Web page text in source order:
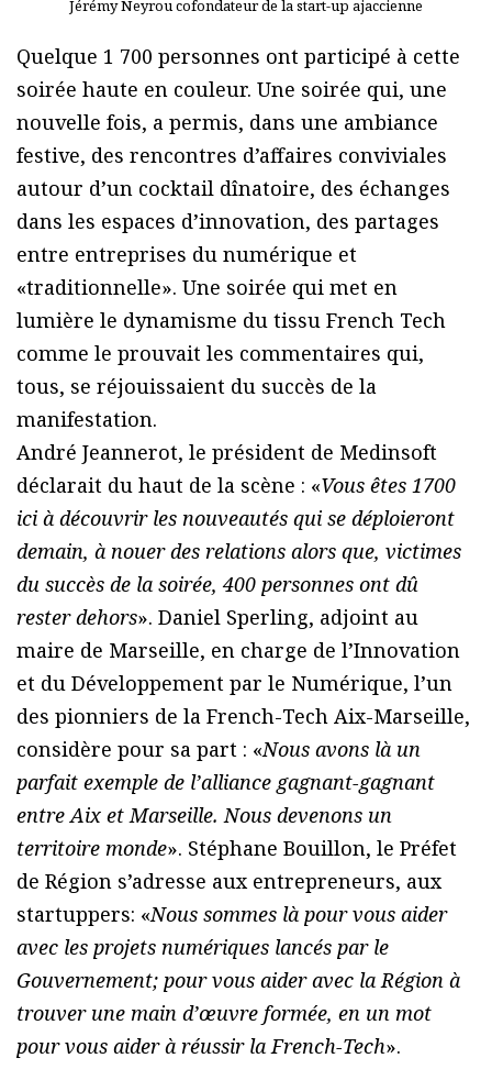
Jérémy Neyrou cofondateur de la start-up ajaccienne
Quelque 1 700 personnes ont participé à cette
soirée haute en couleur. Une soirée qui, une
nouvelle fois, a permis, dans une ambiance
festive, des rencontres d’affaires conviviales
autour d’un cocktail dînatoire, des échanges
dans les espaces d’innovation, des partages
entre entreprises du numérique et
«traditionnelle». Une soirée qui met en
lumière le dynamisme du tissu French Tech
comme le prouvait les commentaires qui,
tous, se réjouissaient du succès de la
manifestation.
André Jeannerot, le président de Medinsoft
déclarait du haut de la scène : «Vous êtes 1700
ici à découvrir les nouveautés qui se déploieront
demain, à nouer des relations alors que, victimes
du succès de la soirée, 400 personnes ont dû
rester dehors». Daniel Sperling, adjoint au
maire de Marseille, en charge de l’Innovation
et du Développement par le Numérique, l’un
des pionniers de la French-Tech Aix-Marseille,
considère pour sa part : «Nous avons là un
parfait exemple de l’alliance gagnant-gagnant
entre Aix et Marseille. Nous devenons un
territoire monde». Stéphane Bouillon, le Préfet
de Région s’adresse aux entrepreneurs, aux
startuppers: «Nous sommes là pour vous aider
avec les projets numériques lancés par le
Gouvernement; pour vous aider avec la Région à
trouver une main d’œuvre formée, en un mot
pour vous aider à réussir la French-Tech».